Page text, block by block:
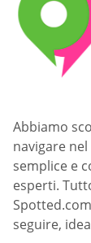
Abbiamo
navigare
semplice e
esperti.
seguire,